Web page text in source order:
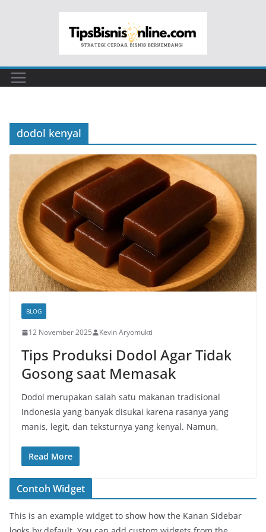
dodol kenyal
BLOG
12 November 2025 Kevin Aryomukti
Tips Produksi Dodol Agar Tidak
Gosong saat Memasak
Dodol merupakan salah satu makanan tradisional
Indonesia yang banyak disukai karena rasanya yang
manis, legit, dan teksturnya yang kenyal. Namun,
Read More
Contoh Widget
This is an example widget to show how the Kanan Sidebar